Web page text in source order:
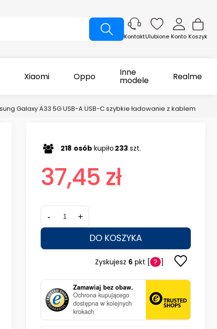
Koszyk
Konto
KontaktUlubione
Xiaomi Oppo Inne
modele Realme
Galaxy A33 5G USB-A USB-C szybkie ładowanie z kablem
218 osób kupiło 233 szt.
37,45 zł
- +
DO KOSZYKA
Zyskujesz 6 pkt [ ? ]
Zamawiaj bez obaw.
Ochrona kupującego
dostępna w kolejnych
krokach